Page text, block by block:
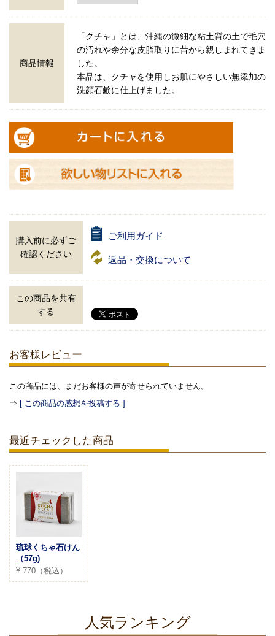
商品情報
「クチャ」とは、沖縄の微細な粘土質の土で毛穴
の汚れや余分な皮脂取りに昔から親しまれてきま
した。
本品は、クチャを使用しお肌にやさしい無添加の
洗顔石鹸に仕上げました。
購入前に必ずご
確認ください
ご利用ガイド
返品・交換について
この商品を共有
する
お客様レビュー
この商品には、まだお客様の声が寄せられていません。
⇒ [ この商品の感想を投稿する ]
最近チェックした商品
琉球くちゃ石けん
（57g)
¥ 770（税込）
人気ランキング